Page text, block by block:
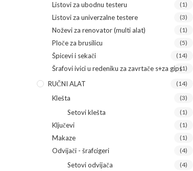
Listovi za ubodnu testeru (1)
Listovi za univerzalne testere (3)
Noževi za renovator (multi alat) (1)
Ploče za brusilicu (5)
Špicevi i sekači (14)
Šrafovi ivici u redeniku za zavrtače s+za gips(1)
RUČNI ALAT (14)
Klešta (3)
Setovi klešta (1)
Ključevi (1)
Makaze (1)
Odvijači - šrafcigeri (4)
Setovi odvijača (4)